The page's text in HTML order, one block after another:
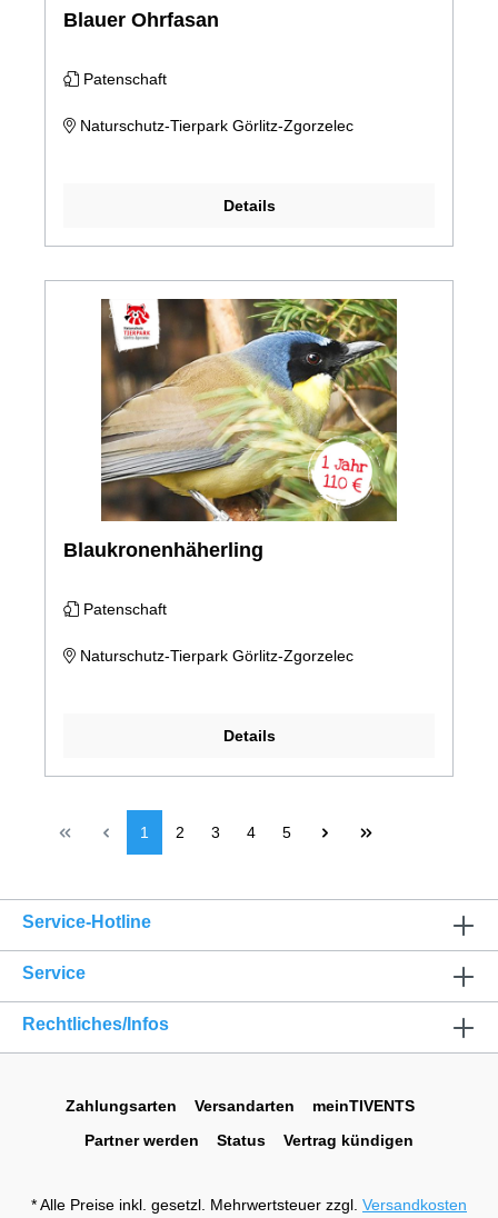
Blauer Ohrfasan
Patenschaft
Naturschutz-Tierpark Görlitz-Zgorzelec
Details
Blaukronenhäherling
Patenschaft
Naturschutz-Tierpark Görlitz-Zgorzelec
Details
1 2 3 4 5
Service-Hotline
Service
Rechtliches/Infos
Zahlungsarten Versandarten
meinTIVENTS
Partner werden
Status Vertrag kündigen
* Alle Preise inkl. gesetzl. Mehrwertsteuer zzgl. Versandkosten